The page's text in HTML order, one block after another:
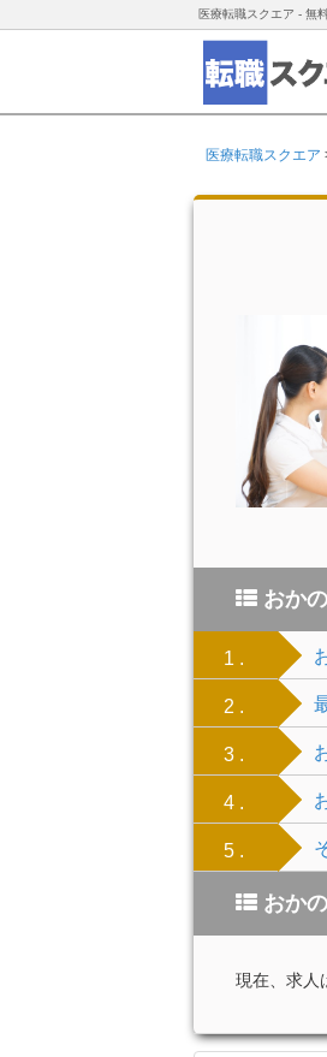
医療転職スクエア - 無
医療転職スクエア
おか
1 .
2 .
3 .
4 .
5 .
おか
現在、求人